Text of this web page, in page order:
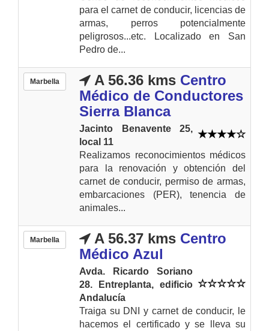
para el carnet de conducir, licencias de
armas, perros potencialmente
peligrosos...etc. Localizado en San
Pedro de...
Marbella A 56.36 kms Centro
Médico de Conductores
Sierra Blanca
Jacinto Benavente 25,
local 11
Realizamos reconocimientos médicos
para la renovación y obtención del
carnet de conducir, permiso de armas,
embarcaciones (PER), tenencia de
animales...
Marbella A 56.37 kms Centro
Médico Azul
Avda. Ricardo Soriano
28. Entreplanta, edificio
Andalucía
Traiga su DNI y carnet de conducir, le
hacemos el certificado y se lleva su